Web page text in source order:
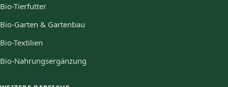
Bio-Tierfutter
Bio-Garten & Gartenbau
Bio-Textilien
Bio-Nahrungsergänzung